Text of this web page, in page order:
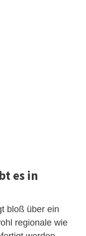
es in
bloß über ein
regionale wie